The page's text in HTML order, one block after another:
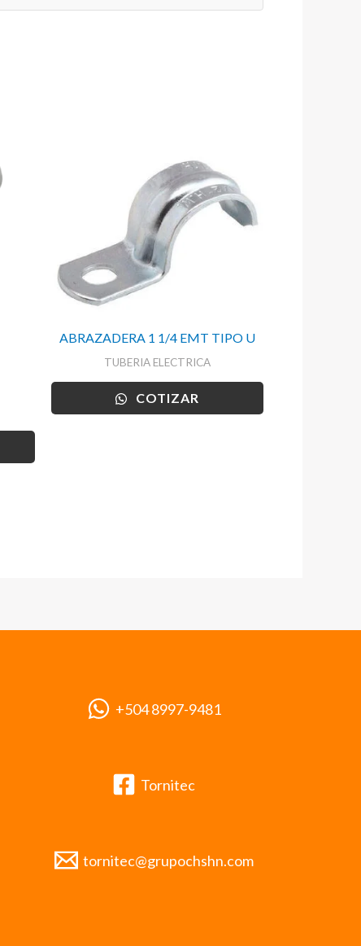
ABRAZADERA 1 1/4 EMT TIPO U
TUBERIA ELECTRICA
COTIZAR
+504 8997-9481
Tornitec
tornitec@grupochshn.com